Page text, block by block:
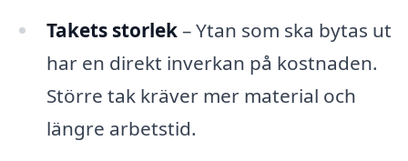
Takets storlek– Ytan som ska bytas ut
har en direkt inverkan på kostnaden.
Större tak kräver mer material och
längre arbetstid.